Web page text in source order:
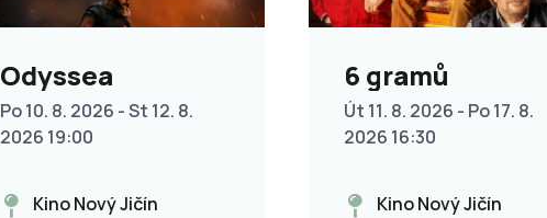
Odyssea
Po 10. 8. 2026 - St 12. 8.
2026 19:00
Kino Nový Jičín
6 gramů
Út 11. 8. 2026 - Po 17. 8.
2026 16:30
Kino Nový Jičín